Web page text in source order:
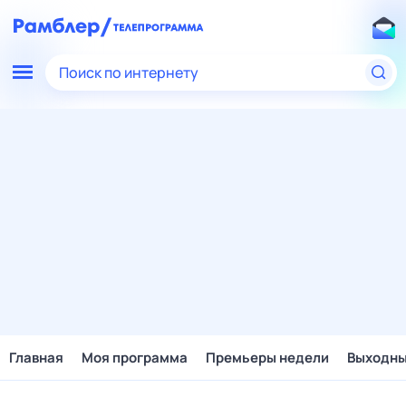
Поиск по интернету
Главная Моя программа Премьеры недели